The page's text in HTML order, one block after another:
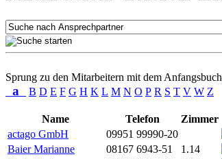
Sprung zu den Mitarbeitern mit dem
a B D E F G H K L M N O P R S T V W Z
Name
Telefon Zimmer
actago GmbH
09951 99990-20
Baier Marianne
08167 6943-51 1.14